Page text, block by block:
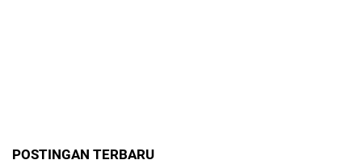
POSTINGAN TERBARU